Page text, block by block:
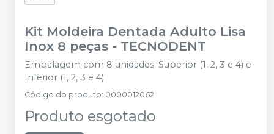
Kit Moldeira Dentada Adulto Lisa
Inox 8 peças - TECNODENT
Embalagem com 8 unidades. Superior (1, 2, 3 e 4) e
Inferior (1, 2, 3 e 4)
Código do produto: 0000012062
Produto esgotado